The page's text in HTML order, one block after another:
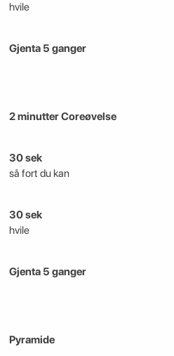
hvile
Gjenta 5 ganger
2 minutter Coreøvelse
30 sek
så fort du kan
30 sek
hvile
Gjenta 5 ganger
Pyramide